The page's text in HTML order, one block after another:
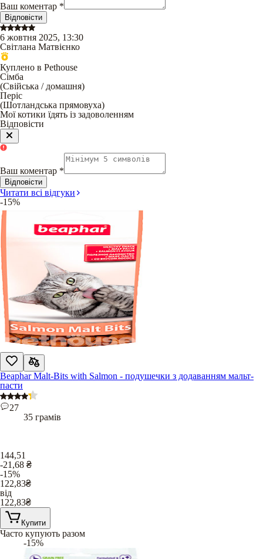
Ваш коментар *
Відповісти
6 жовтня 2025, 13:30
Світлана Матвієнко
Куплено в Pethouse
Сімба
(Свійська / домашня)
Періс
(Шотландська прямовуха)
Мої котики їдять із задоволенням
Відповісти
Ваш коментар *
Відповісти
Читати всі відгуки
-15%
Beaphar Malt-Bits with Salmon - подушечки з додаванням мальт-
пасти
27
35 грамів
144,51
-21,68 ₴
-15%
122,83₴
від
122,83₴
Купити
Часто купують разом
-15%